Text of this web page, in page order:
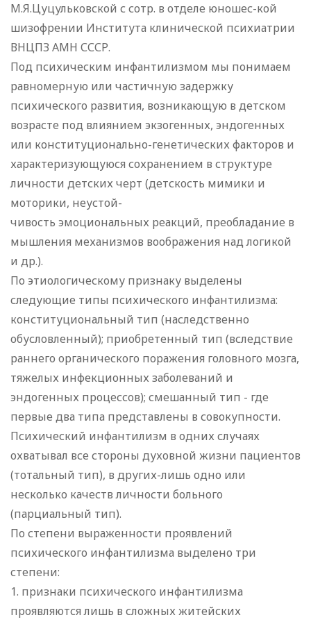
М.Я.Цуцульковской с сотр. в отделе юношес-кой
шизофрении Института клинической психиатрии
ВНЦПЗ АМН СССР.
Под психическим инфантилизмом мы понимаем
равномерную или частичную задержку
психического развития, возникающую в детском
возрасте под влиянием экзогенных, эндогенных
или конституционально-генетических факторов и
характеризующуюся сохранением в структуре
личности детских черт (детскость мимики и
моторики, неустой-
чивость эмоциональных реакций, преобладание в
мышления механизмов воображения над логикой
и др.).
По этиологическому признаку выделены
следующие типы психического инфантилизма:
конституциональный тип (наследственно
обусловленный); приобретенный тип (вследствие
раннего органического поражения головного мозга,
тяжелых инфекционных заболеваний и
эндогенных процессов); смешанный тип - где
первые два типа представлены в совокупности.
Психический инфантилизм в одних случаях
охватывал все стороны духовной жизни пациентов
(тотальный тип), в других-лишь одно или
несколько качеств личности больного
(парциальный тип).
По степени выраженности проявлений
психического инфантилизма выделено три
степени:
1. признаки психического инфантилизма
проявляются лишь в сложных житейских